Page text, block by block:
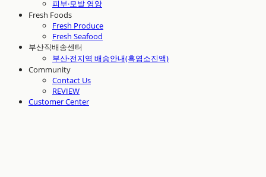
피부·모발 영양
Fresh Foods
Fresh Produce
Fresh Seafood
부산직배송센터
부산·전지역 배송안내(흑염소진액)
Community
Contact Us
REVIEW
Customer Center